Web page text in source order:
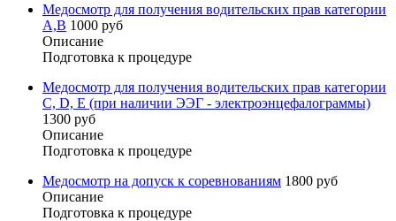
Медосмотр для получения водительских прав категории
А,B 1000 руб
Описание
Подготовка к процедуре
Медосмотр для получения водительских прав категории
C, D, E (при наличии ЭЭГ - электроэнцефалограммы)
1300 руб
Описание
Подготовка к процедуре
Медосмотр на допуск к соревнованиям 1800 руб
Описание
Подготовка к процедуре